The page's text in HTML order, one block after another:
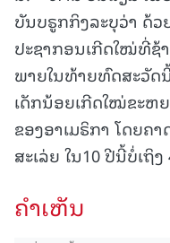
ບັນບຣູກກິງລະບຸວ່າ ດ້
ປະຊາກອນເກີດໃໝ່ທີ່ຊ້
ພາຍໃນທ້າຍທົດສະວັດ
ເດັກນ້ອຍເກີດໃໝ່ຂະຫ
ຂອງອາເມຣິກາ ໂດຍຄ
ສະເລ່ຍ ໃນ10 ປີນີ້ບໍ່ເຖິ
ຄໍາເຫັນ